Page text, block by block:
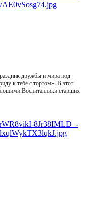
дружбы и мира под
к тебе с тортом». В этот
старших